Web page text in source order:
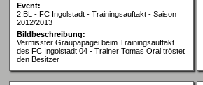
Event:
2.BL - FC Ingolstadt - Trainingsauftakt - Saison
2012/2013
Bildbeschreibung:
Vermisster Graupapagei beim Trainingsauftakt
des FC Ingolstadt 04 - Trainer Tomas Oral tröstet
den Besitzer